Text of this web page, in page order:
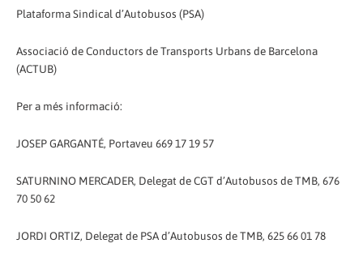
Plataforma Sindical d’Autobusos (PSA)
Associació de Conductors de Transports Urbans de Barcelona
(ACTUB)
Per a més informació:
JOSEP GARGANTÉ, Portaveu 669 17 19 57
SATURNINO MERCADER, Delegat de CGT d’Autobusos de TMB, 676
70 50 62
JORDI ORTIZ, Delegat de PSA d’Autobusos de TMB, 625 66 01 78